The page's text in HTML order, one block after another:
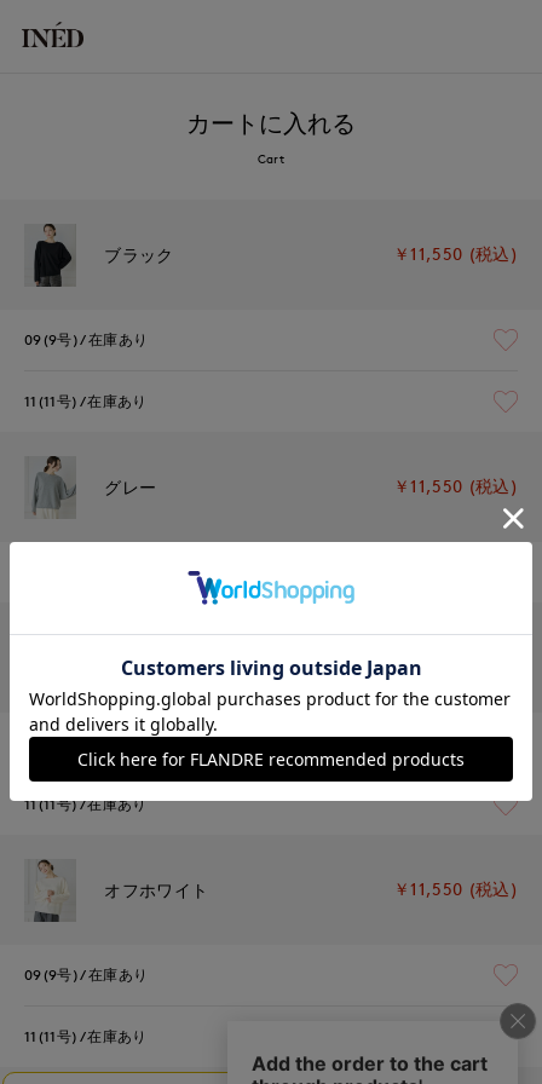
カートに入れる
Cart
ブラック ￥11,550 (税込)
09(9号) 在庫あり
11(11号) 在庫あり
グレー ￥11,550 (税込)
チャコールグレー
09(9号) 在庫あり
11(11号) 在庫あり
オフホワイト ￥11,550 (税込)
09(9号) 在庫あり
11(11号) 在庫あり